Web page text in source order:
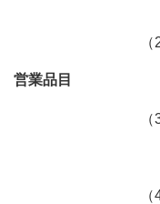
営業品目